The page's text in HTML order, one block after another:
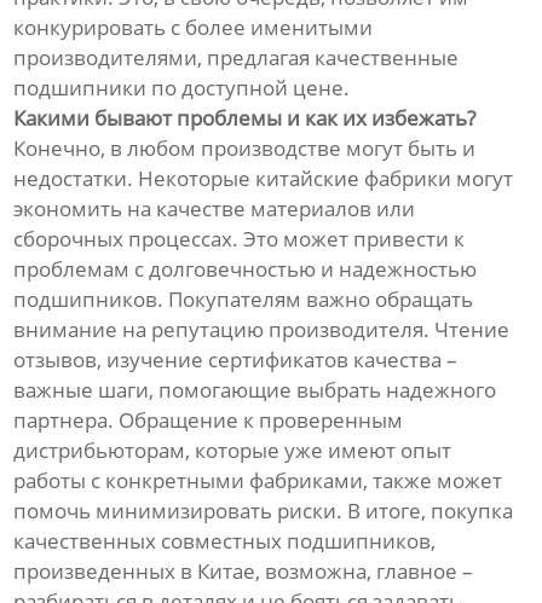
конкурировать с более именитыми
производителями, предлагая качественные
подшипники по доступной цене.
Какими бывают проблемы и как их избежать?
Конечно, в любом производстве могут быть и
недостатки. Некоторые китайские фабрики могут
экономить на качестве материалов или
сборочных процессах. Это может привести к
проблемам с долговечностью и надежностью
подшипников. Покупателям важно обращать
внимание на репутацию производителя. Чтение
отзывов, изучение сертификатов качества –
важные шаги, помогающие выбрать надежного
партнера. Обращение к проверенным
дистрибьюторам, которые уже имеют опыт
работы с конкретными фабриками, также может
помочь минимизировать риски. В итоге, покупка
качественных совместных подшипников,
произведенных в Китае, возможна, главное –